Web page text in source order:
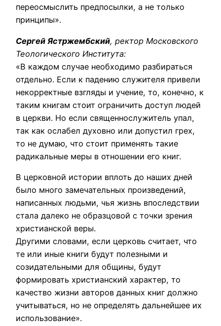
переосмыслить предпосылки, а не только
принципы».
Сергей Ястржембский, ректор Московского
Теологического Института:
«В каждом случае необходимо разбираться
отдельно. Если к падению служителя привели
некорректные взгляды и учение, то, конечно, к
таким книгам стоит ограничить доступ людей
в церкви. Но если священнослужитель упал,
так как ослабел духовно или допустил грех,
то не думаю, что стоит применять такие
радикальные меры в отношении его книг.
В церковной истории вплоть до наших дней
было много замечательных произведений,
написанных людьми, чья жизнь впоследствии
стала далеко не образцовой с точки зрения
христианской веры.
Другими словами, если церковь считает, что
те или иные книги будут полезными и
созидательными для общины, будут
формировать христианский характер, то
качество жизни авторов данных книг должно
учитываться, но не определять дальнейшее их
использование».